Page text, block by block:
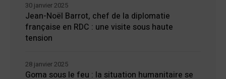
Jean-Noël Barrot, chef de la diplomatie
française en RDC : une visite sous haute
tension
30 janvier 2025
Goma sous le feu : la situation humanitaire se
28 janvier 2025